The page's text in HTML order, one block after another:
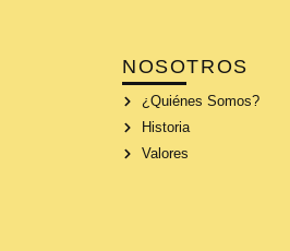
NOSOTROS
¿Quiénes Somos?
Historia
Valores